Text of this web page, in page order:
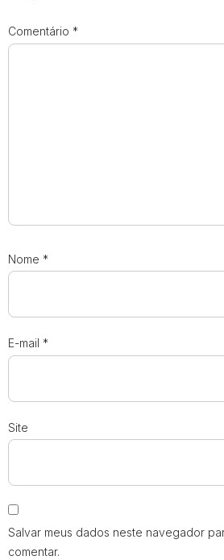
Comentário *
Nome *
E-mail *
Site
Salvar meus dados neste navegador
comentar.